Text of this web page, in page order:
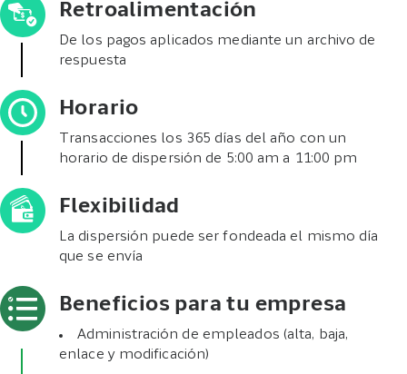
Retroalimentación
De los pagos aplicados mediante un archivo de
respuesta
Horario
Transacciones los 365 días del año con un
horario de dispersión de 5:00 am a 11:00 pm
Flexibilidad
La dispersión puede ser fondeada el mismo día
que se envía
Beneficios para tu empresa
Administración de empleados (alta, baja,
enlace y modificación)